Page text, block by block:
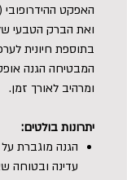
האפקט ההידרופובי
ואת הברק הטבעי
בתוספת חיונית
המבטיחה הגנה
ומרהיב לאורך זמן.
יתרונות בולטים:
עדינה ובטוחה